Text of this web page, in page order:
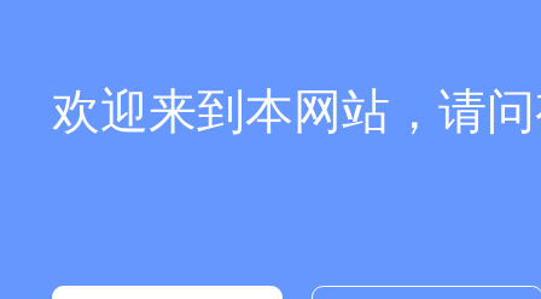
欢迎来到本网站，请